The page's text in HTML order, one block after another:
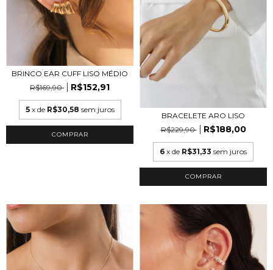
BRINCO EAR CUFF LISO MÉDIO
R$169,90
R$152,91
5 x de R$30,58 sem juros
COMPRAR
BRACELETE ARO LISO
R$229,90
R$188,00
6 x de R$31,33 sem juros
COMPRAR